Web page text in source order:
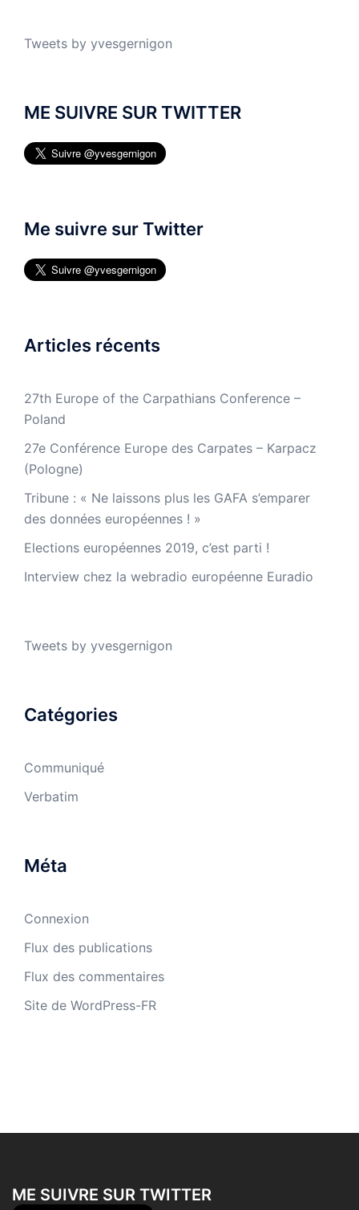
Tweets by yvesgernigon
ME SUIVRE SUR TWITTER
Me suivre sur Twitter
Articles récents
27th Europe of the Carpathians Conference –
Poland
27e Conférence Europe des Carpates – Karpacz
(Pologne)
Tribune : « Ne laissons plus les GAFA s’emparer
des données européennes ! »
Elections européennes 2019, c’est parti !
Interview chez la webradio européenne Euradio
Tweets by yvesgernigon
Catégories
Communiqué
Verbatim
Méta
Connexion
Flux des publications
Flux des commentaires
Site de WordPress-FR
ME SUIVRE SUR TWITTER